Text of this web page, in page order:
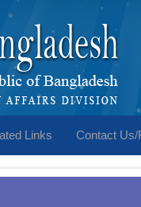
Links Contact Us/